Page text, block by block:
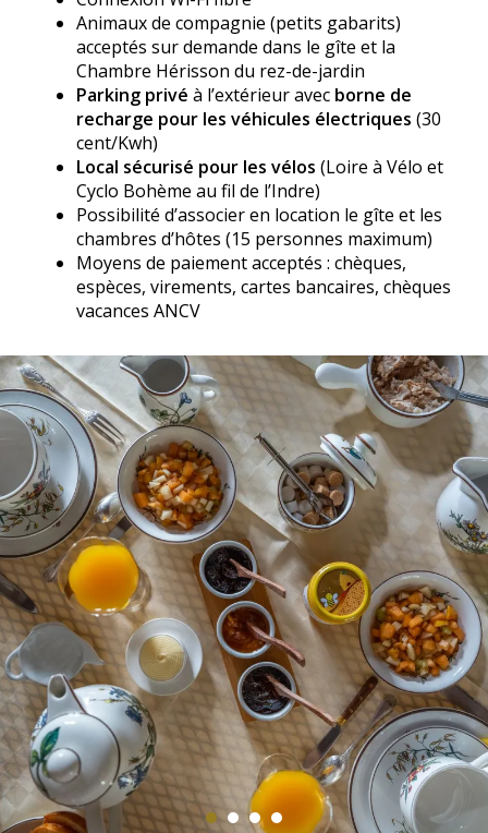
Animaux de compagnie (petits gabarits)
acceptés sur demande dans le gîte et la
Chambre Hérisson du rez-de-jardin
Parking privé à l’extérieur avec borne de
recharge pour les véhicules électriques (30
cent/Kwh)
Local sécurisé pour les vélos (Loire à Vélo et
Cyclo Bohème au fil de l’Indre)
Possibilité d’associer en location le gîte et les
chambres d’hôtes (15 personnes maximum)
Moyens de paiement acceptés : chèques,
espèces, virements, cartes bancaires, chèques
vacances ANCV